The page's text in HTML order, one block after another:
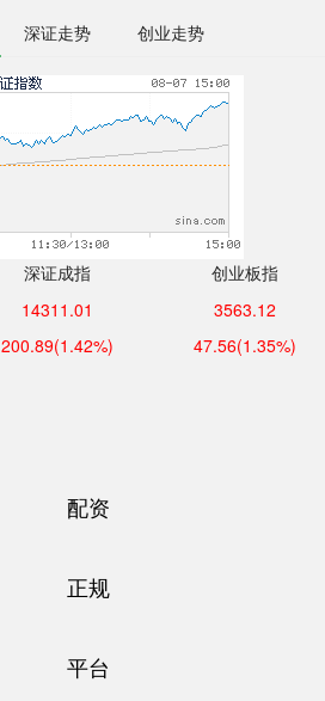
深证走势 创业走势
深证成指
14311.01
200.89(1.42%)
创业板指
3563.12
47.56(1.35%)
配资
正规
平台